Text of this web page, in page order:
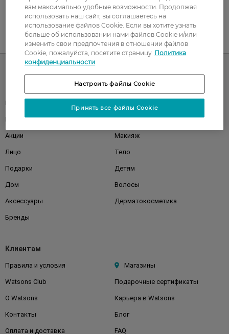
UA RU
Парфюмерия Здоровье
Акции Макияж
Лицо Тело
Подарки Детям
Дом Волосы
Аксессуары Дерматокосметика
Бренды
Клиентам
Правила и условия Магазины
Watsons Club Подарочные сертификаты
О Watsons Карьера в Watsons
Контакты Блог
Оплата и доставка FAQ
вам максимально удобные возможности. Продолжая
использовать наш сайт, вы соглашаетесь на
использование файлов Cookie. Если вы хотите узнать
больше об использовании нами файлов Cookie и/или
изменить свои предпочтения в отношении файлов
Cookie, пожалуйста, посетите страницу Политика
конфиденциальности
Настроить файлы Cookie
Принять все файлы Cookie